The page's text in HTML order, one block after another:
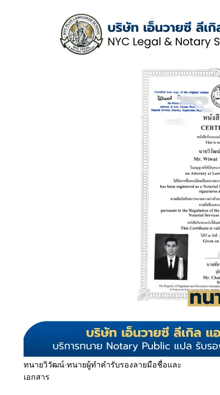
ทนายวิวัฒน์·ทนายผู้ทำคำรับรองลายมือชื่อและ
เอกสาร